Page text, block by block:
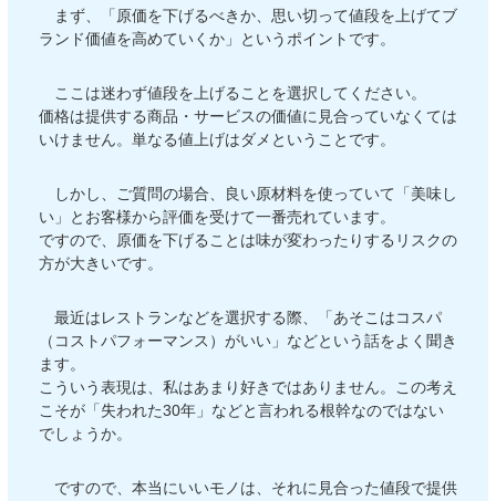
まず、「原価を下げるべきか、思い切って値段を上げてブ
ランド価値を高めていくか」というポイントです。
ここは迷わず値段を上げることを選択してください。
価格は提供する商品・サービスの価値に見合っていなくては
いけません。単なる値上げはダメということです。
しかし、ご質問の場合、良い原材料を使っていて「美味し
い」とお客様から評価を受けて一番売れています。
ですので、原価を下げることは味が変わったりするリスクの
方が大きいです。
最近はレストランなどを選択する際、「あそこはコスパ
（コストパフォーマンス）がいい」などという話をよく聞き
ます。
こういう表現は、私はあまり好きではありません。この考え
こそが「失われた30年」などと言われる根幹なのではない
でしょうか。
ですので、本当にいいモノは、それに見合った値段で提供